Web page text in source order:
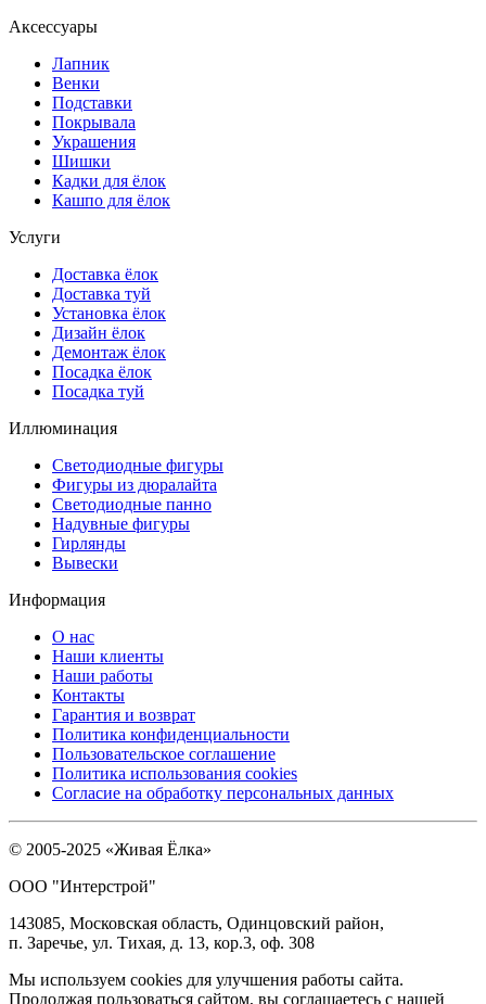
Аксессуары
Лапник
Венки
Подставки
Покрывала
Украшения
Шишки
Кадки для ёлок
Кашпо для ёлок
Услуги
Доставка ёлок
Доставка туй
Установка ёлок
Дизайн ёлок
Демонтаж ёлок
Посадка ёлок
Посадка туй
Иллюминация
Светодиодные фигуры
Фигуры из дюралайта
Светодиодные панно
Надувные фигуры
Гирлянды
Вывески
Информация
О нас
Наши клиенты
Наши работы
Контакты
Гарантия и возврат
Политика конфиденциальности
Пользовательское соглашение
Политика использования cookies
Согласие на обработку персональных данных
© 2005-2025 «Живая Ёлка»
ООО "Интерстрой"
143085, Московская область, Одинцовский район,
п. Заречье, ул. Тихая, д. 13, кор.3, оф. 308
Мы используем cookies для улучшения работы сайта.
Продолжая пользоваться сайтом, вы соглашаетесь с нашей